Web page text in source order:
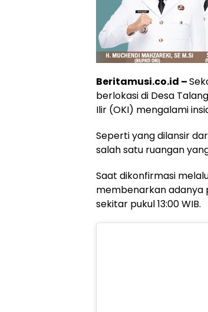
Beritamusi.co.id –
berlokasi di Desa
Ilir (OKI) mengalami
Seperti yang dilansir
salah satu ruangan
Saat dikonfirmasi
membenarkan adanya
sekitar pukul 13:00 WIB.